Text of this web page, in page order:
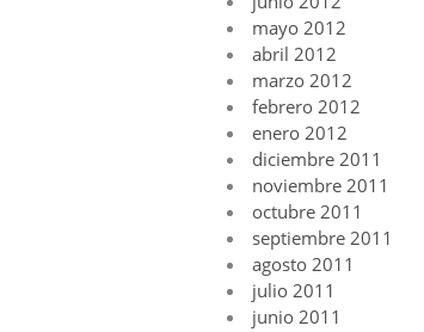
mayo 2012
abril 2012
marzo 2012
febrero 2012
enero 2012
diciembre 2011
noviembre 2011
octubre 2011
septiembre 2011
agosto 2011
julio 2011
junio 2011